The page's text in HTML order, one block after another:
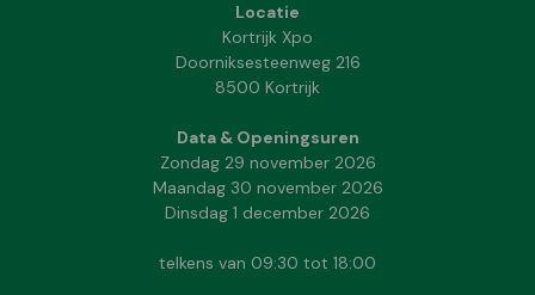
Locatie
Kortrijk Xpo
Doorniksesteenweg 216
8500 Kortrijk
Data & Openingsuren
Zondag 29 november 2026
Maandag 30 november 2026
Dinsdag 1 december 2026
telkens van 09:30 tot 18:00